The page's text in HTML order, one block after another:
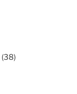
(38)